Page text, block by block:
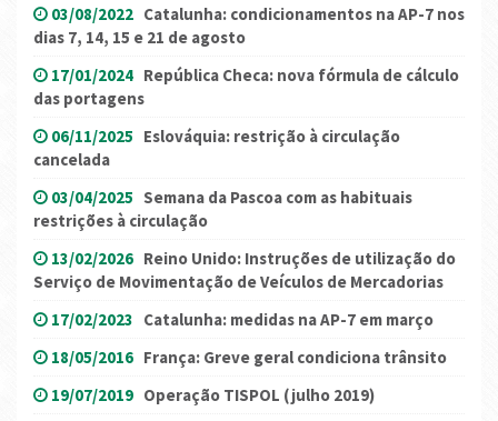
03/08/2022 Catalunha: condicionamentos na AP-7 nos
dias 7, 14, 15 e 21 de agosto
17/01/2024 República Checa: nova fórmula de cálculo
das portagens
06/11/2025 Eslováquia: restrição à circulação
cancelada
03/04/2025 Semana da Pascoa com as habituais
restrições à circulação
13/02/2026 Reino Unido: Instruções de utilização do
Serviço de Movimentação de Veículos de Mercadorias
17/02/2023 Catalunha: medidas na AP-7 em março
18/05/2016 França: Greve geral condiciona trânsito
19/07/2019 Operação TISPOL (julho 2019)